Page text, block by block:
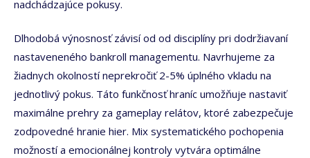
nadchádzajúce pokusy.
Dlhodobá výnosnosť závisí od od disciplíny pri dodržiavaní
nastaveneného bankroll managementu. Navrhujeme za
žiadnych okolností neprekročiť 2-5% úplného vkladu na
jednotlivý pokus. Táto funkčnosť hraníc umožňuje nastaviť
maximálne prehry za gameplay relátov, ktoré zabezpečuje
zodpovedné hranie hier. Mix systematického pochopenia
možností a emocionálnej kontroly vytvára optimálne